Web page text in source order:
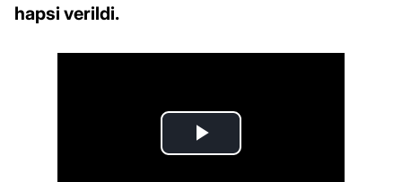
hapsi verildi.